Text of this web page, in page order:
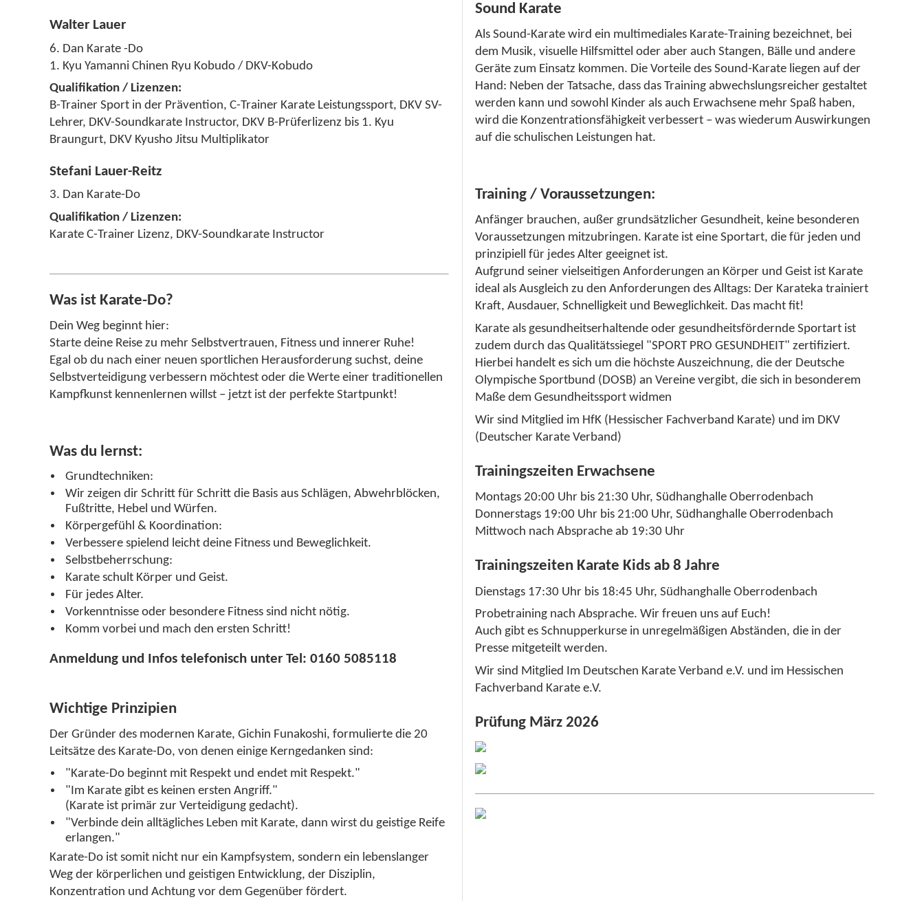
Walter Lauer
6. Dan Karate -Do
1. Kyu Yamanni Chinen Ryu Kobudo / DKV-Kobudo
Qualifikation / Lizenzen:
B-Trainer Sport in der Prävention, C-Trainer Karate Leistungssport, DKV SV-
Lehrer, DKV-Soundkarate Instructor, DKV B-Prüferlizenz bis 1. Kyu
Braungurt, DKV Kyusho Jitsu Multiplikator
Stefani Lauer-Reitz
3. Dan Karate-Do
Qualifikation / Lizenzen:
Karate C-Trainer Lizenz, DKV-Soundkarate Instructor
Was ist Karate-Do?
Dein Weg beginnt hier:
Starte deine Reise zu mehr Selbstvertrauen, Fitness und innerer Ruhe!
Egal ob du nach einer neuen sportlichen Herausforderung suchst, deine
Selbstverteidigung verbessern möchtest oder die Werte einer traditionellen
Kampfkunst kennenlernen willst – jetzt ist der perfekte Startpunkt!
Was du lernst:
Grundtechniken:
Wir zeigen dir Schritt für Schritt die Basis aus Schlägen, Abwehrblöcken,
Fußtritte, Hebel und Würfen.
Körpergefühl & Koordination:
Verbessere spielend leicht deine Fitness und Beweglichkeit.
Selbstbeherrschung:
Karate schult Körper und Geist.
Für jedes Alter.
Vorkenntnisse oder besondere Fitness sind nicht nötig.
Komm vorbei und mach den ersten Schritt!
Anmeldung und Infos telefonisch unter Tel: 0160 5085118
Wichtige Prinzipien
Der Gründer des modernen Karate, Gichin Funakoshi, formulierte die 20
Leitsätze des Karate-Do, von denen einige Kerngedanken sind:
"Karate-Do beginnt mit Respekt und endet mit Respekt."
"Im Karate gibt es keinen ersten Angriff."
(Karate ist primär zur Verteidigung gedacht).
"Verbinde dein alltägliches Leben mit Karate, dann wirst du geistige Reife
erlangen."
Karate-Do ist somit nicht nur ein Kampfsystem, sondern ein lebenslanger
Weg der körperlichen und geistigen Entwicklung, der Disziplin,
Konzentration und Achtung vor dem Gegenüber fördert.
Sound Karate
Als Sound-Karate wird ein multimediales Karate-Training bezeichnet, bei
dem Musik, visuelle Hilfsmittel oder aber auch Stangen, Bälle und andere
Geräte zum Einsatz kommen. Die Vorteile des Sound-Karate liegen auf der
Hand: Neben der Tatsache, dass das Training abwechslungsreicher gestaltet
werden kann und sowohl Kinder als auch Erwachsene mehr Spaß haben,
wird die Konzentrationsfähigkeit verbessert – was wiederum Auswirkungen
auf die schulischen Leistungen hat.
Training / Voraussetzungen:
Anfänger brauchen, außer grundsätzlicher Gesundheit, keine besonderen
Voraussetzungen mitzubringen. Karate ist eine Sportart, die für jeden und
prinzipiell für jedes Alter geeignet ist.
Aufgrund seiner vielseitigen Anforderungen an Körper und Geist ist Karate
ideal als Ausgleich zu den Anforderungen des Alltags: Der Karateka trainiert
Kraft, Ausdauer, Schnelligkeit und Beweglichkeit. Das macht fit!
Karate als gesundheitserhaltende oder gesundheitsfördernde Sportart ist
zudem durch das Qualitätssiegel "SPORT PRO GESUNDHEIT" zertifiziert.
Hierbei handelt es sich um die höchste Auszeichnung, die der Deutsche
Olympische Sportbund (DOSB) an Vereine vergibt, die sich in besonderem
Maße dem Gesundheitssport widmen
Wir sind Mitglied im HfK (Hessischer Fachverband Karate) und im DKV
(Deutscher Karate Verband)
Trainingszeiten Erwachsene
Montags 20:00 Uhr bis 21:30 Uhr, Südhanghalle Oberrodenbach
Donnerstags 19:00 Uhr bis 21:00 Uhr, Südhanghalle Oberrodenbach
Mittwoch nach Absprache ab 19:30 Uhr
Trainingszeiten Karate Kids ab 8 Jahre
Dienstags 17:30 Uhr bis 18:45 Uhr, Südhanghalle Oberrodenbach
Probetraining nach Absprache. Wir freuen uns auf Euch!
Auch gibt es Schnupperkurse in unregelmäßigen Abständen, die in der
Presse mitgeteilt werden.
Wir sind Mitglied Im Deutschen Karate Verband e.V. und im Hessischen
Fachverband Karate e.V.
Prüfung März 2026